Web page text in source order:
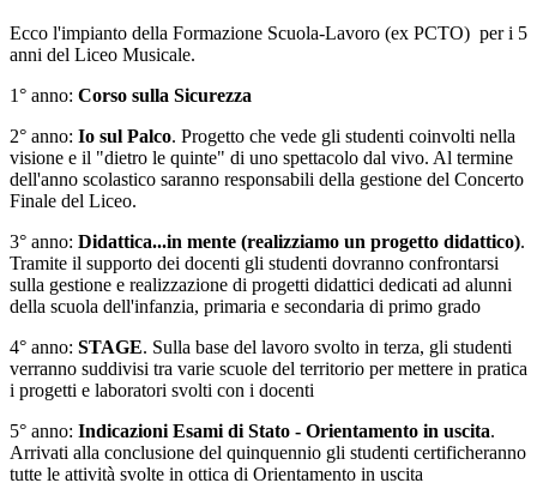
Ecco l'impianto della Formazione Scuola-Lavoro (ex PCTO) per i 5
anni del Liceo Musicale.
1° anno: Corso sulla Sicurezza
2° anno: Io sul Palco. Progetto che vede gli studenti coinvolti nella
visione e il "dietro le quinte" di uno spettacolo dal vivo. Al termine
dell'anno scolastico saranno responsabili della gestione del Concerto
Finale del Liceo.
3° anno: Didattica...in mente (realizziamo un progetto didattico).
Tramite il supporto dei docenti gli studenti dovranno confrontarsi
sulla gestione e realizzazione di progetti didattici dedicati ad alunni
della scuola dell'infanzia, primaria e secondaria di primo grado
4° anno: STAGE. Sulla base del lavoro svolto in terza, gli studenti
verranno suddivisi tra varie scuole del territorio per mettere in pratica
i progetti e laboratori svolti con i docenti
5° anno: Indicazioni Esami di Stato - Orientamento in uscita.
Arrivati alla conclusione del quinquennio gli studenti certificheranno
tutte le attività svolte in ottica di Orientamento in uscita